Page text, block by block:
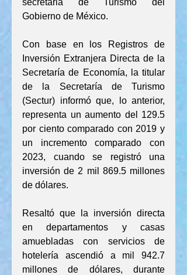
Gobierno de México.
Con base en los Registros de
Inversión Extranjera Directa de la
Secretaría de Economía, la titular
de la Secretaría de Turismo
(Sectur) informó que, lo anterior,
representa un aumento del 129.5
por ciento comparado con 2019 y
un incremento comparado con
2023, cuando se registró una
inversión de 2 mil 869.5 millones
de dólares.
Resaltó que la inversión directa
en departamentos y casas
amuebladas con servicios de
hotelería ascendió a mil 942.7
millones de dólares, durante